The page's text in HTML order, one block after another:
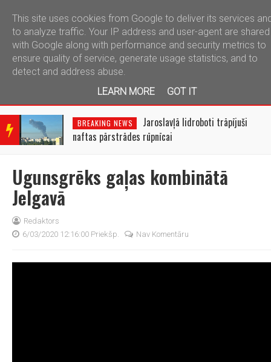
telegram
BRE
AKIN
NEW
BREAKING NEWS
Jaroslavļā lidroboti trāpījuši
naftas pārstrādes rūpnīcai
Ugunsgrēks gaļas kombinātā
Jelgavā
Redaktors
6/03/2020 12:16:00 Priekšp.
Nav Komentāru
This site uses cookies from Google to deliver its services
to analyze traffic. Your IP address and user-agent are shared
with Google along with performance and security metrics to
ensure quality of service, generate usage statistics, and to
detect and address abuse.
LEARN MORE
GOT IT